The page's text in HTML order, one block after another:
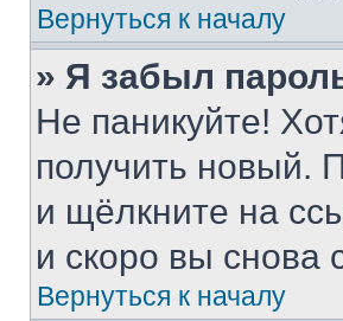
Вернуться к началу
» Я забыл
Не паникуйте!
получить новый.
и щёлкните на
и скоро вы снова
Вернуться к началу